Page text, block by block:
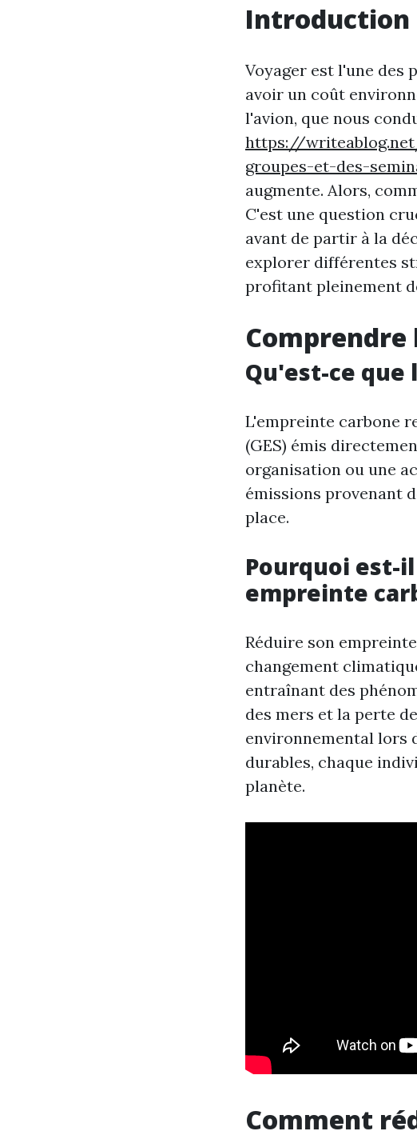
Introduction
Voyager est l'une des
avoir un coût
l'avion, que nous
https://
groupes-et-des-
augmente. Alors,
C'est une question
avant de partir à la
explorer différentes
profitant pleinement
Qu'est-ce que
L'empreinte carbone
(GES) émis
organisation ou une
émissions provenant
place.
Pourquoi est-
empreinte
Réduire son
changement
entraînant des
des mers et la perte
environnemental lors
durables, chaque
planète.
Comment